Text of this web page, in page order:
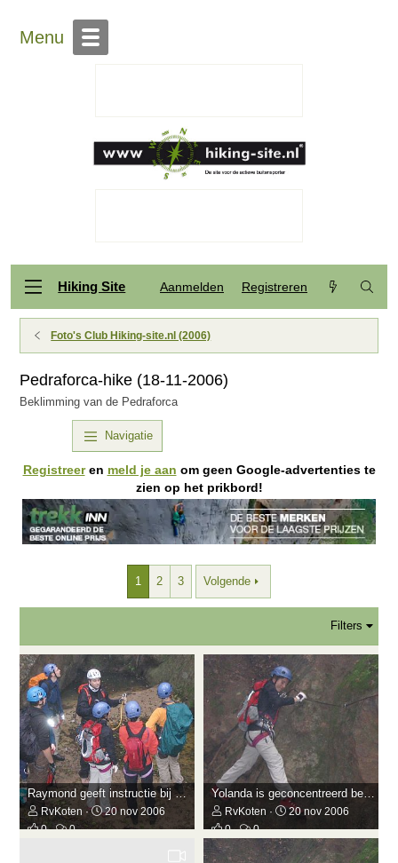
Menu
Hiking Site Aanmelden Registreren
Foto's Club Hiking-site.nl (2006)
Pedraforca-hike (18-11-2006)
Beklimming van de Pedraforca
Navigatie
Registreeren meld je aan om geen Google-advertenties te
zien op het prikbord!
1 2 3 Volgende
Filters
Raymond geeft instructie bij de ViaFerrata
RvKoten
20 nov 2006
0
0
RvKoten
20 nov 2006
0
0